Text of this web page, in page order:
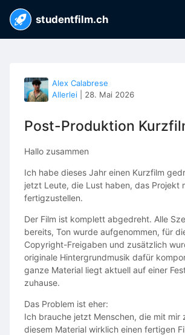
studentfilm.ch
Alex Calabrese
Allerlei
28. Mai 2026
Post-Produktion
Hallo zusammen
Ich habe dieses Jahr einen Kurzfilm
jetzt Leute, die Lust haben, das Projekt
fertigzustellen.
Der Film ist komplett abgedreht. Alle
bereits, Ton wurde aufgenommen, für
Copyright-Freigaben und zusätzlich
originale Hintergrundmusik dafür
ganze Material liegt aktuell auf einer
zuhause.
Das Problem ist eher:
Ich brauche jetzt Menschen, die mit mir
diesem Material wirklich einen fertigen